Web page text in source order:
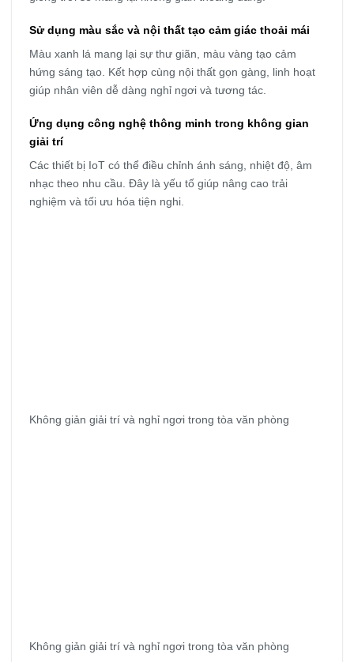
Sử dụng màu sắc và nội thất tạo cảm giác thoải mái
Màu xanh lá mang lại sự thư giãn, màu vàng tạo cảm
hứng sáng tạo. Kết hợp cùng nội thất gọn gàng, linh hoạt
giúp nhân viên dễ dàng nghỉ ngơi và tương tác.
Ứng dụng công nghệ thông minh trong không gian
giải trí
Các thiết bị IoT có thể điều chỉnh ánh sáng, nhiệt độ, âm
nhạc theo nhu cầu. Đây là yếu tố giúp nâng cao trải
nghiệm và tối ưu hóa tiện nghi.
Không giản giải trí và nghỉ ngơi trong tòa văn phòng
Không giản giải trí và nghỉ ngơi trong tòa văn phòng